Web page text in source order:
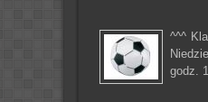
^^^
godz.